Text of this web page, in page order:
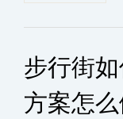
步行街
方案怎